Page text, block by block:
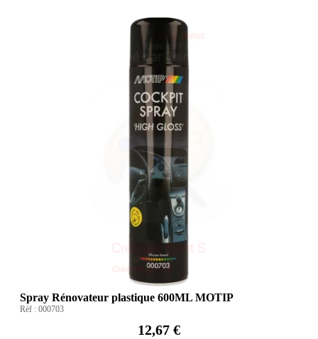
Spray Rénovateur plastique 600ML MOTIP
Réf : 000703
12,67 €